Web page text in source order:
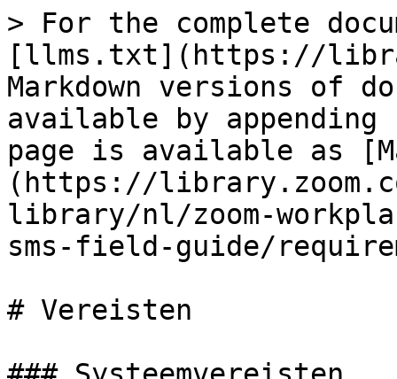
> For the complete
[llms.txt](https://
Markdown versions of
available by
page is available as
(https://
library/nl/zoom-
sms-field-guide/
# Vereisten